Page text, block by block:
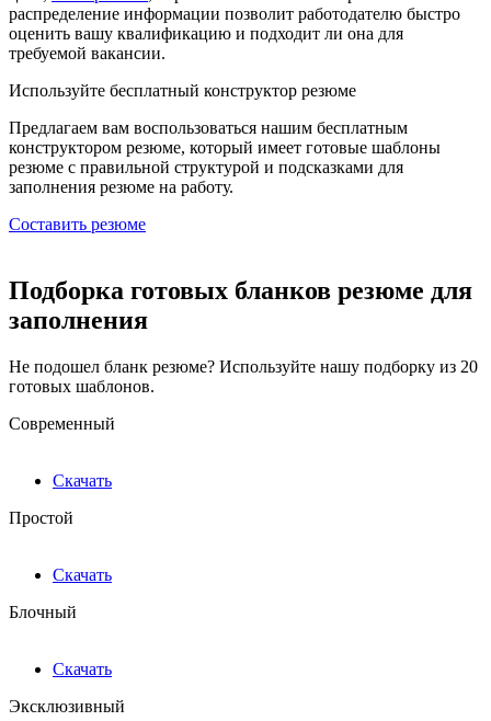
распределение информации позволит работодателю быстро
оценить вашу квалификацию и подходит ли она для
требуемой вакансии.
Используйте бесплатный конструктор резюме
Предлагаем вам воспользоваться нашим бесплатным
конструктором резюме, который имеет готовые шаблоны
резюме с правильной структурой и подсказками для
заполнения резюме на работу.
Составить резюме
Подборка готовых бланков резюме для
заполнения
Не подошел бланк резюме? Используйте нашу подборку из 20
готовых шаблонов.
Современный
Скачать
Простой
Скачать
Блочный
Скачать
Эксклюзивный